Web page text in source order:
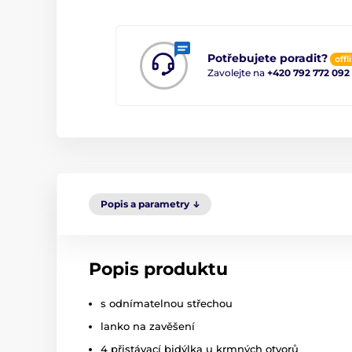
Potřebujete poradit?
Zavolejte na +420 792 772 092
Popis a parametry
Popis produktu
s odnímatelnou střechou
lanko na zavěšení
4 přistávací bidýlka u krmných otvorů